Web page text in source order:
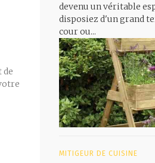
de
devenu un véritable
disposiez d'un grand
cour ou...
MITIGEUR DE CUISINE